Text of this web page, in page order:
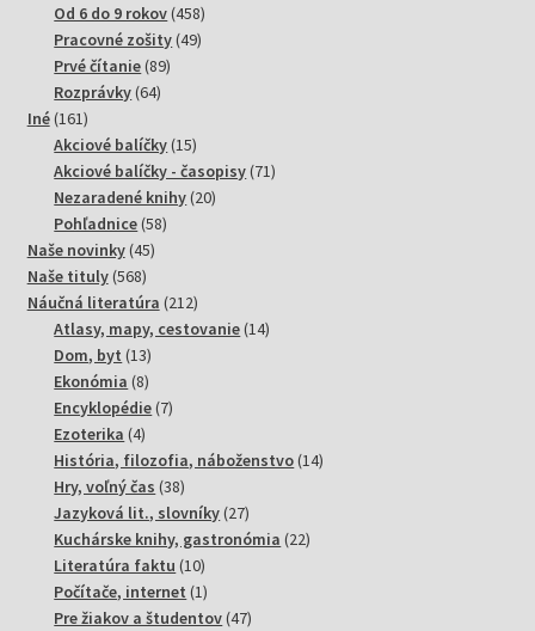
produktov
Od 6 do 9 rokov 458458
produktov
Pracovné zošity 4949
Prvé čítanie 8989
Rozprávky 6464
Iné 161161
produktov
Akciové balíčky 1515
produktov
Akciové balíčky - časopisy 7171
Nezaradené knihy 2020
Pohľadnice 5858
Naše novinky 4545
Naše tituly 568568
produktov
Náučná literatúra 212212
produktov
Atlasy, mapy, cestovanie 1414
Dom, byt 1313
produktov
Ekonómia 88
produktov
Encyklopédie 77
Ezoterika 44
produkty
História, filozofia, náboženstvo 1414
Hry, voľný čas 3838
produktov
Jazyková lit., slovníky 2727
produktov
Kuchárske knihy, gastronómia 2222
Literatúra faktu 1010
produktov
Počítače, internet 11
produkt
Pre žiakov a študentov 4747